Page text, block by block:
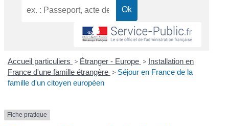
Accueil particuliers > Étranger - Europe > Installation en
France d'une famille étrangère > Séjour en France de la
famille d'un citoyen européen
Fiche pratique